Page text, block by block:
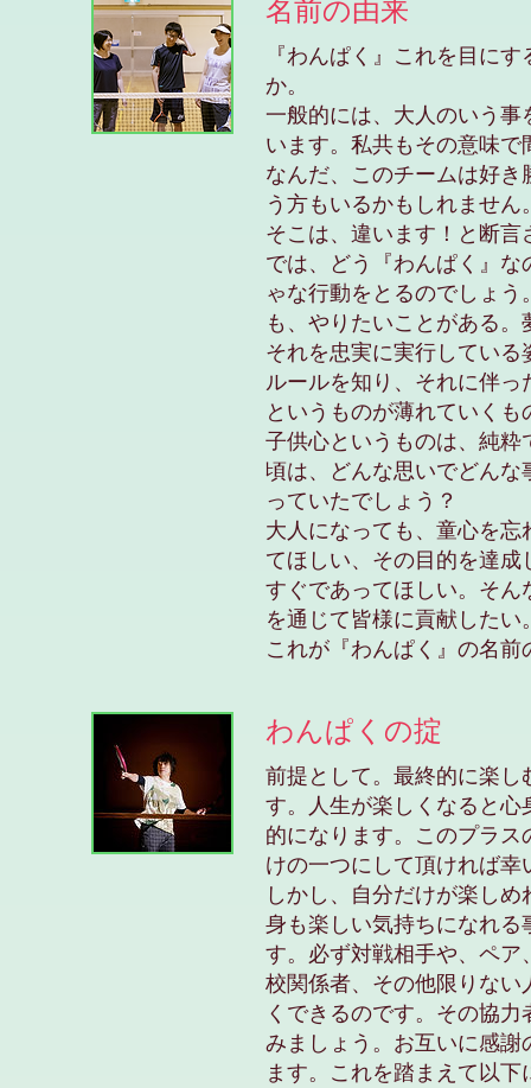
名前の由来
『わんぱく』これを目に
か。
一般的には、大人のいう
います。私共もその意味
なんだ、このチームは好
う方もいるかもしれません
そこは、違います！と断言
では、どう『わんぱく』
ゃな行動をとるのでしょ
も、やりたいことがある
それを忠実に実行してい
ルールを知り、それに伴
というものが薄れていく
子供心というものは、純
頃は、どんな思いでどん
っていたでしょう？
大人になっても、童心を
てほしい、その目的を達
すぐであってほしい。そ
を通じて皆様に貢献したい
これが『わんぱく』の名前
わんぱくの掟
前提として。最終的に楽
す。人生が楽しくなると
的になります。このプラ
けの一つにして頂ければ幸
しかし、自分だけが楽し
身も楽しい気持ちになれ
す。必ず対戦相手や、ペ
校関係者、その他限りな
くできるのです。その協
みましょう。お互いに感
ます。これを踏まえて以